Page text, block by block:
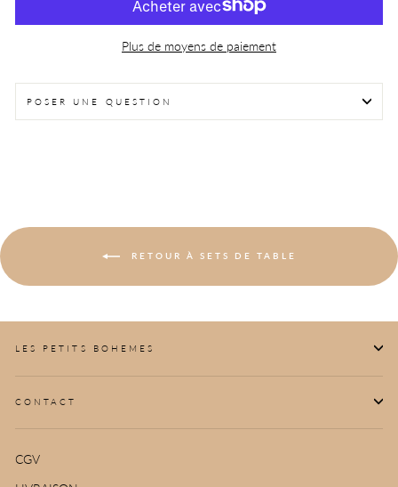
Plus de moyens de paiement
POSER UNE QUESTION
RETOUR À SETS DE TABLE
LES PETITS BOHEMES
CONTACT
CGV